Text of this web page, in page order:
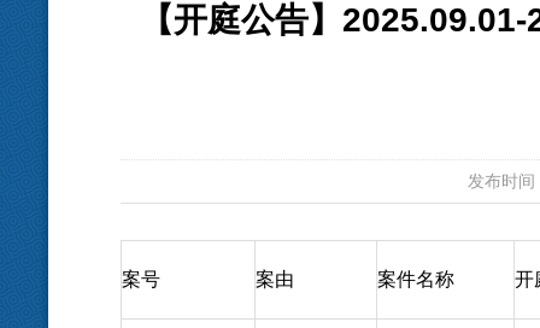
【开庭公告】
发布时
案号 案由 案件名称 开